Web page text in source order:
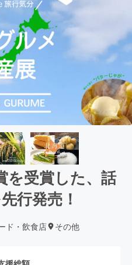
を受賞した、話
行発売！
ド・飲食店 その他